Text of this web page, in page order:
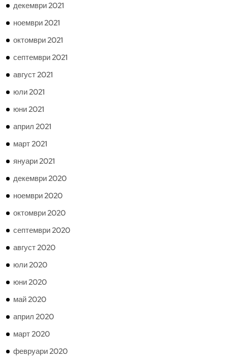
декември 2021
ноември 2021
октомври 2021
септември 2021
август 2021
юли 2021
юни 2021
април 2021
март 2021
януари 2021
декември 2020
ноември 2020
октомври 2020
септември 2020
август 2020
юли 2020
юни 2020
май 2020
април 2020
март 2020
февруари 2020